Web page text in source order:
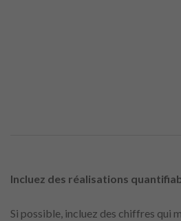
Incluez des réalisations
Si possible, incluez des chiffres qui